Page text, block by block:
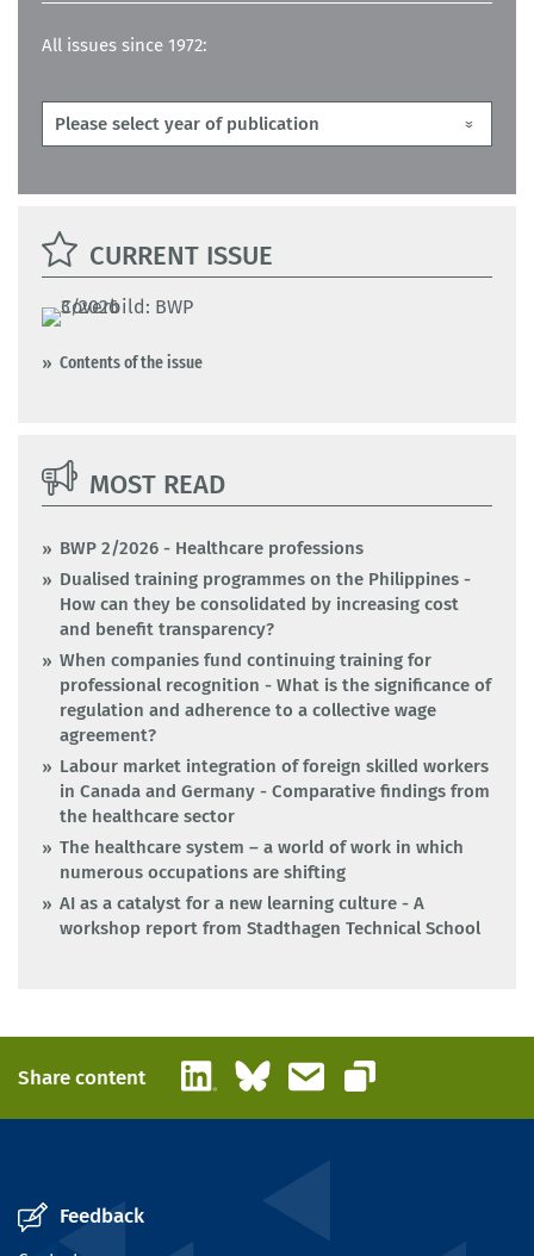
All issues since 1972:
CURRENT ISSUE
Contents of the issue
MOST READ
BWP 2/2026 - Healthcare professions
Dualised training programmes on the Philippines -
How can they be consolidated by increasing cost
and benefit transparency?
When companies fund continuing training for
professional recognition - What is the significance of
regulation and adherence to a collective wage
agreement?
Labour market integration of foreign skilled workers
in Canada and Germany - Comparative findings from
the healthcare sector
The healthcare system – a world of work in which
numerous occupations are shifting
AI as a catalyst for a new learning culture - A
workshop report from Stadthagen Technical School
Share content LinkedInBlueskyEmail
Copy link
Feedback